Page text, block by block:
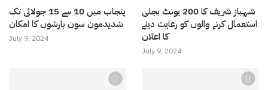
پنجاب میں 10 سے 15 جولائی تک
شدیدمون سون بارشوں کا امکان
July 9, 2024
شہباز شریف کا 200 یونٹ بجلی
استعمال کرنے والوں کو رعایت دینے
کا اعلان
July 9, 2024